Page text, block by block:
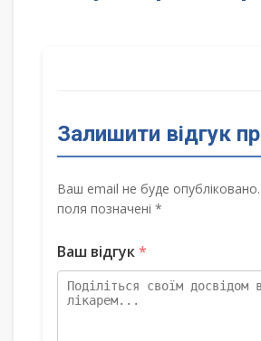
Залишити відгук
Ваш email не буде
поля позначені *
Ваш відгук*